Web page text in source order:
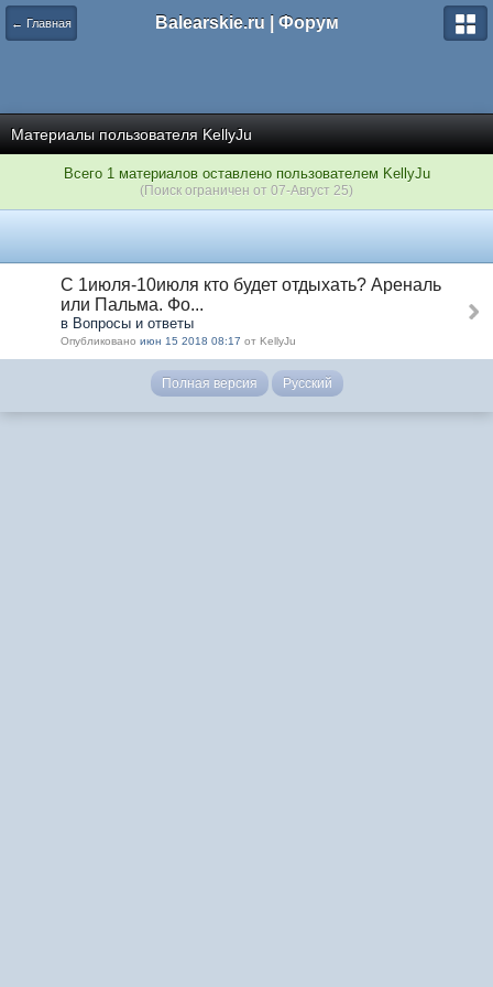
← Главная Balearskie.ru | Форум
Материалы пользователя KellyJu
Всего 1 материалов оставлено пользователем KellyJu
(Поиск ограничен от 07-Август 25)
С 1июля-10июля кто будет отдыхать? Ареналь
или Пальма. Фо...
в Вопросы и ответы
Опубликовано июн 15 2018 08:17 от KellyJu
Полная версия Русский